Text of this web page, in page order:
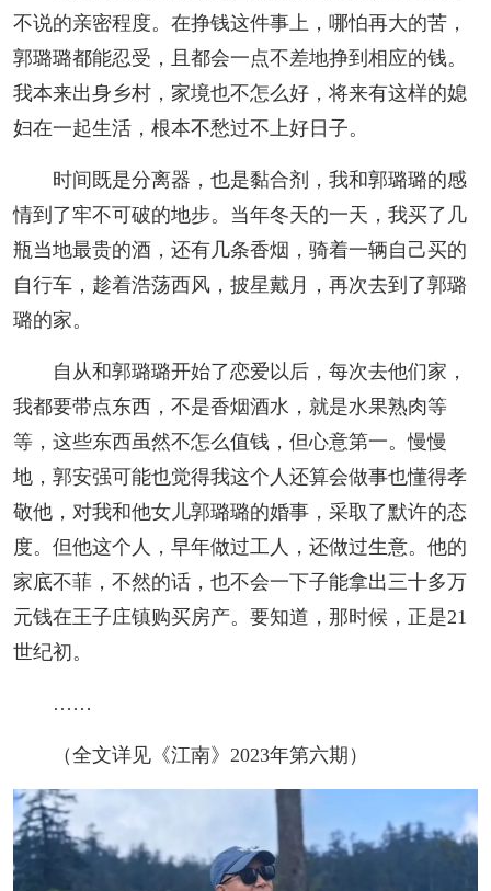
不说的亲密程度。在挣钱这件事上，哪怕再大的苦，
郭璐璐都能忍受，且都会一点不差地挣到相应的钱。
我本来出身乡村，家境也不怎么好，将来有这样的媳
妇在一起生活，根本不愁过不上好日子。
时间既是分离器，也是黏合剂，我和郭璐璐的感
情到了牢不可破的地步。当年冬天的一天，我买了几
瓶当地最贵的酒，还有几条香烟，骑着一辆自己买的
自行车，趁着浩荡西风，披星戴月，再次去到了郭璐
璐的家。
自从和郭璐璐开始了恋爱以后，每次去他们家，
我都要带点东西，不是香烟酒水，就是水果熟肉等
等，这些东西虽然不怎么值钱，但心意第一。慢慢
地，郭安强可能也觉得我这个人还算会做事也懂得孝
敬他，对我和他女儿郭璐璐的婚事，采取了默许的态
度。但他这个人，早年做过工人，还做过生意。他的
家底不菲，不然的话，也不会一下子能拿出三十多万
元钱在王子庄镇购买房产。要知道，那时候，正是21
世纪初。
……
（全文详见《江南》2023年第六期）